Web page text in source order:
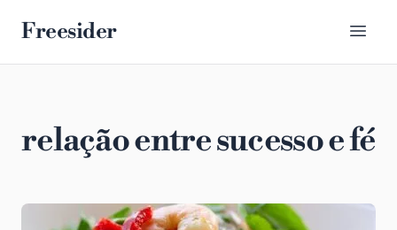
Freesider
relação entre sucesso e fé